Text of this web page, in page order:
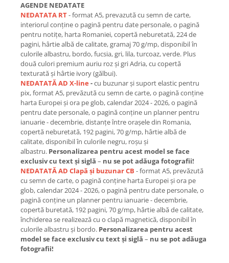
AGENDE NEDATATE
NEDATATA RT- format A5, prevazută cu semn de carte,
interiorul conține o pagină pentru date personale, o pagină
pentru notițe, harta Romaniei, copertă neburetată, 224 de
pagini, hârtie albă de calitate, gramaj 70 g/mp, disponibil în
culorile albastru, bordo, fucsia, gri, lila, turcoaz, verde. Plus
două culori premium auriu roz și gri Adria, cu copertă
texturată și hârtie ivory (gălbui).
NEDATATĂ AD X-line-cu buzunar și suport elastic pentru
pix, format A5, prevăzută cu semn de carte, o pagină conține
harta Europei și ora pe glob, calendar 2024 - 2026, o pagină
pentru date personale, o pagină conține un planner pentru
ianuarie - decembrie, distanțe între orașele din Romania,
copertă neburetată, 192 pagini, 70 g/mp, hârtie albă de
calitate, disponibil în culorile negru, roșu și
albastru. Personalizarea pentru acest model se face
exclusiv cu text și siglă – nu se pot adăuga fotografii!
NEDATATĂ AD Clapă și buzunar CB - format A5, prevăzută
cu semn de carte, o pagină conține harta Europei și ora pe
glob, calendar 2024 - 2026, o pagină pentru date personale, o
pagină conține un planner pentru ianuarie - decembrie,
copertă buretată, 192 pagini, 70 g/mp, hârtie albă de calitate,
închiderea se realizează cu o clapă magnetică, disponibil în
culorile albastru și bordo. Personalizarea pentru acest
model se face exclusiv cu text și siglă – nu se pot adăuga
fotografii!